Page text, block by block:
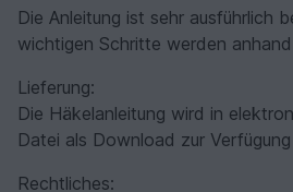
Die Anleitung ist sehr ausführlich
wichtigen Schritte werden
Lieferung:
Die Häkelanleitung wird in
Datei als Download zur
Rechtliches: